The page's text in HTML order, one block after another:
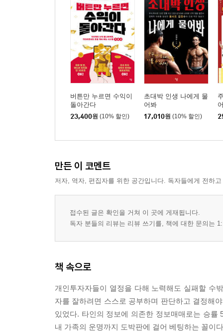
버튼만 누르면 수익이
돌아간다
23,400원 (10% 할인)
초대박 인생 나에게 물
어봐
17,010원 (10% 할인)
만든 이 코멘트
저자, 역자, 편집자를 위한 공간입니다. 독자들에게 전하
접수된 글은 확인을 거쳐 이 곳에 게재됩니다.
독자 분들의 리뷰는 리뷰 쓰기를, 책에 대한 문의는
책 속으로
개인투자자들이 열정을 다해 노력해도 실패할 수
자를 잘하려면 스스로 공부하며 판단하고 결정해
있었다. 타인의 정보에 의존한 정보매매로는 승
내 가족의 운명까지 도박판에 걸어 베팅하는 꼴이